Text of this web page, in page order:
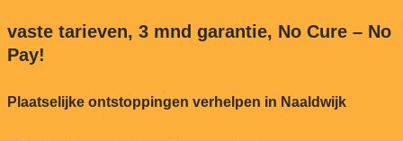
vaste tarieven, 3 mnd garantie, No Cure – No
Pay!
Plaatselijke ontstoppingen verhelpen in Naaldwijk